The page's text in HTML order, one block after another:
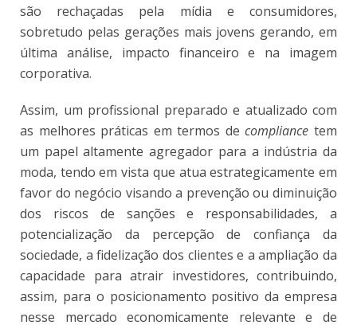
são rechaçadas pela mídia e consumidores,
sobretudo pelas gerações mais jovens gerando, em
última análise, impacto financeiro e na imagem
corporativa.
Assim, um profissional preparado e atualizado com
as melhores práticas em termos decompliancetem
um papel altamente agregador para a indústria da
moda, tendo em vista que atua estrategicamente em
favor do negócio visando a prevenção ou diminuição
dos riscos de sanções e responsabilidades, a
potencialização da percepção de confiança da
sociedade, a fidelização dos clientes e a ampliação da
capacidade para atrair investidores, contribuindo,
assim, para o posicionamento positivo da empresa
nesse mercado economicamente relevante e de